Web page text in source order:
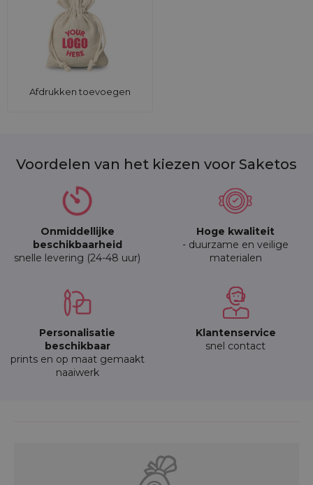
Afdrukken toevoegen
Voordelen van het kiezen voor Saketos
Onmiddellijke
beschikbaarheid
snelle levering (24-48 uur)
Hoge kwaliteit
- duurzame en veilige
materialen
Personalisatie
beschikbaar
prints en op maat gemaakt
naaiwerk
Klantenservice
snel contact